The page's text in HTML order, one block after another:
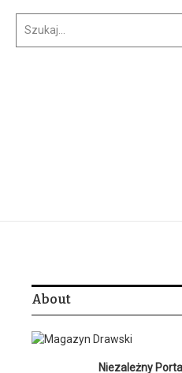
About
Niezależny